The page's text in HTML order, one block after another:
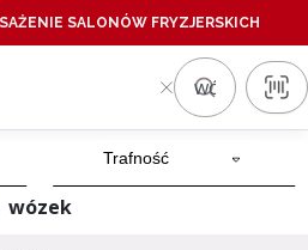
SALONÓW FRYZJERSKICH
wózek